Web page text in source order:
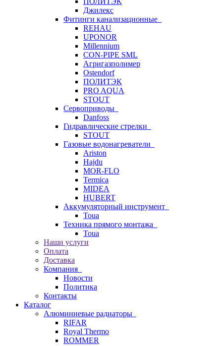
Джилекс
Фитинги канализационные
REHAU
UPONOR
Millennium
CON-PIPE SML
Агригазполимер
Ostendorf
ПОЛИТЭК
PRO AQUA
STOUT
Сервоприводы
Danfoss
Гидравлические стрелки
STOUT
Газовые водонагреватели
Ariston
Hajdu
MOR-FLO
Termica
MIDEA
HUBERT
Аккумуляторный инструмент
Toua
Техника прямого монтажа
Toua
Наши услуги
Оплата
Доставка
Компания
Новости
Политика
Контакты
Каталог
Алюминиевые радиаторы
RIFAR
Royal Thermo
ROMMER